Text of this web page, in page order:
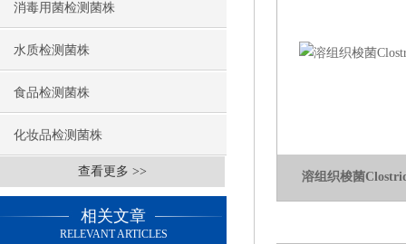
消毒用菌检测菌株
水质检测菌株
食品检测菌株
化妆品检测菌株
查看更多 >>
相关文章
RELEVANT ARTICLES
溶组织梭菌